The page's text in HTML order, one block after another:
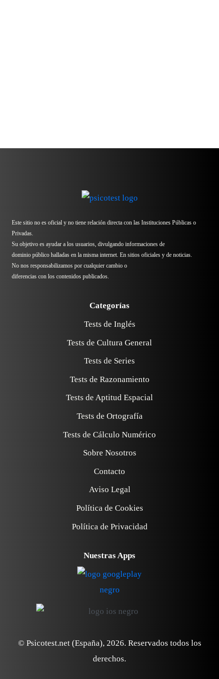
Este sitio no es oficial y no tiene relación directa con las Instituciones Públicas o
Privadas.
Su objetivo es ayudar a los usuarios, divulgando informaciones de
dominio público halladas en la misma internet. En sitios oficiales y de noticias.
No nos responsabilizamos por cualquier cambio o
diferencias con los contenidos publicados.
Categorías
Tests de Inglés
Tests de Cultura General
Tests de Series
Tests de Razonamiento
Tests de Aptitud Espacial
Tests de Ortografía
Tests de Cálculo Numérico
Sobre Nosotros
Contacto
Aviso Legal
Política de Cookies
Política de Privacidad
Nuestras Apps
© Psicotest.net (España), 2026. Reservados todos los
derechos.